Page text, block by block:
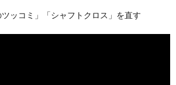
ッコミ」「シャフトクロス」を直す